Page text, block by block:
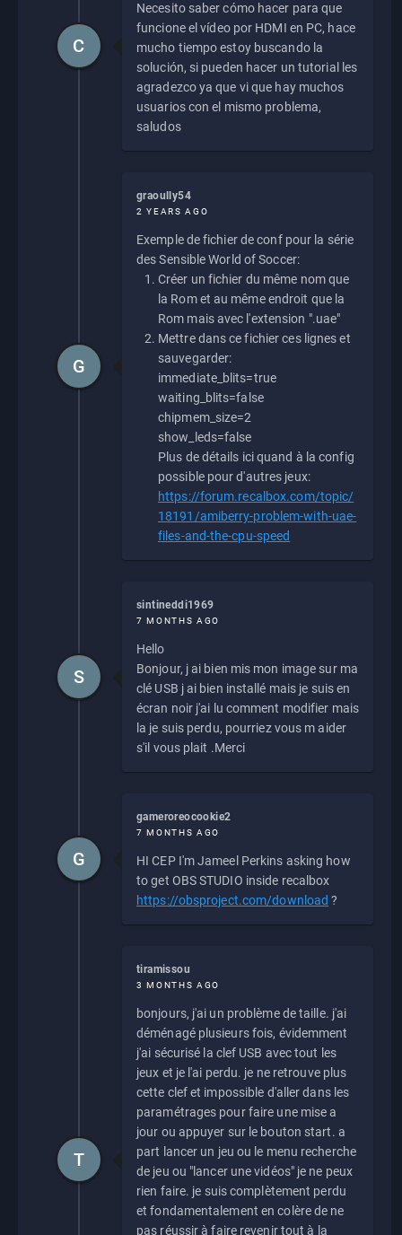
Necesito saber cómo hacer para que
funcione el vídeo por HDMI en PC, hace
mucho tiempo estoy buscando la
solución, si pueden hacer un tutorial les
agradezco ya que vi que hay muchos
usuarios con el mismo problema,
saludos
C
graoully54
2 YEARS AGO
Exemple de fichier de conf pour la série
des Sensible World of Soccer:
Créer un fichier du même nom que
la Rom et au même endroit que la
Rom mais avec l'extension ".uae"
Mettre dans ce fichier ces lignes et
sauvegarder:
immediate_blits=true
waiting_blits=false
chipmem_size=2
show_leds=false
Plus de détails ici quand à la config
possible pour d'autres jeux:
https://forum.recalbox.com/topic/
18191/amiberry-problem-with-uae-
files-and-the-cpu-speed
G
sintineddi1969
7 MONTHS AGO
Hello
Bonjour, j ai bien mis mon image sur ma
clé USB j ai bien installé mais je suis en
écran noir j'ai lu comment modifier mais
la je suis perdu, pourriez vous m aider
s'il vous plait .Merci
S
gameroreocookie2
7 MONTHS AGO
HI CEP I'm Jameel Perkins asking how
to get OBS STUDIO inside recalbox
https://obsproject.com/download ?
G
tiramissou
3 MONTHS AGO
bonjours, j'ai un problème de taille. j'ai
déménagé plusieurs fois, évidemment
j'ai sécurisé la clef USB avec tout les
jeux et je l'ai perdu. je ne retrouve plus
cette clef et impossible d'aller dans les
paramétrages pour faire une mise a
jour ou appuyer sur le bouton start. a
part lancer un jeu ou le menu recherche
de jeu ou "lancer une vidéos" je ne peux
rien faire. je suis complètement perdu
et fondamentalement en colère de ne
pas réussir à faire revenir tout à la
T